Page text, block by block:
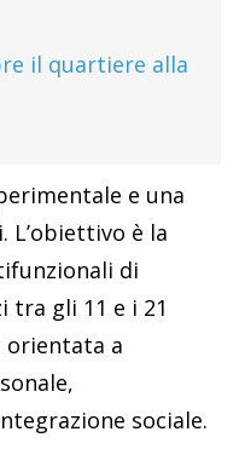
il quartiere alla
e una
è la
di
tra gli 11 e i 21
orientata a
sociale.